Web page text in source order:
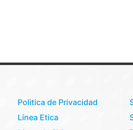
Politica de Privacidad
Línea Etica